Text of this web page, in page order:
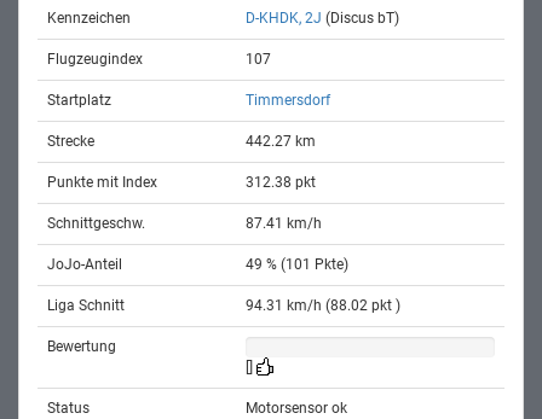
Kennzeichen D-KHDK, 2J (Discus bT)
Flugzeugindex 107
Startplatz Timmersdorf
Strecke 442.27 km
Punkte mit Index 312.38 pkt
Schnittgeschw. 87.41 km/h
JoJo-Anteil 49 % (101 Pkte)
Liga Schnitt 94.31 km/h (88.02 pkt )
Bewertung
Status
Motorsensor ok